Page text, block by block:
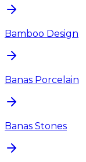
Bamboo Design
Banas Porcelain
Banas Stones